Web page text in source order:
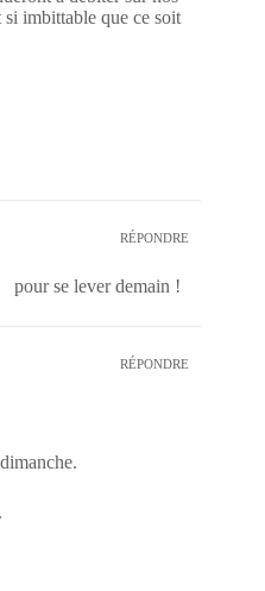
imbittable que ce soit
RÉPONDRE
se lever demain !
RÉPONDRE